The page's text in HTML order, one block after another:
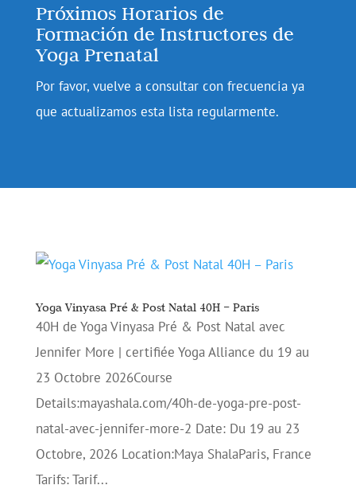
Próximos Horarios de
Formación de Instructores de
Yoga Prenatal
Por favor, vuelve a consultar con frecuencia ya
que actualizamos esta lista regularmente.
Yoga Vinyasa Pré & Post Natal 40H – Paris
40H de Yoga Vinyasa Pré & Post Natal avec
Jennifer More | certifiée Yoga Alliance du 19 au
23 Octobre 2026Course
Details:mayashala.com/40h-de-yoga-pre-post-
natal-avec-jennifer-more-2 Date: Du 19 au 23
Octobre, 2026 Location:Maya ShalaParis, France
Tarifs: Tarif...